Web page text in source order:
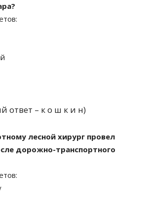
ответ – к о ш к и н)
лесной хирург провел
дорожно-транспортного